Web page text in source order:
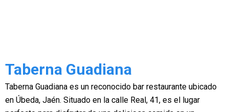
Taberna Guadiana
Taberna Guadiana es un reconocido bar restaurante ubicado
en Úbeda, Jaén. Situado en la calle Real, 41, es el lugar